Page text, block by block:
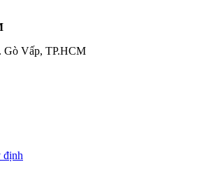
Gò Vấp, TP.HCM
định